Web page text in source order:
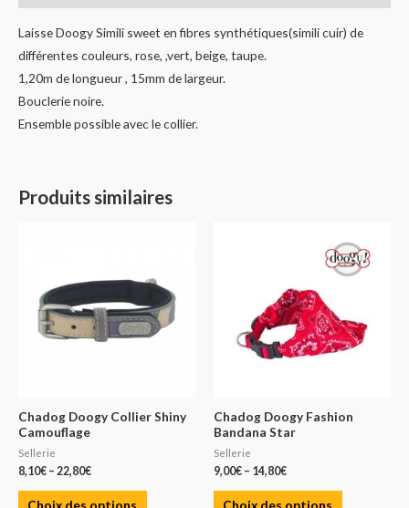
Laisse Doogy Simili sweet en fibres synthétiques(simili cuir) de
différentes couleurs, rose, ,vert, beige, taupe.
1,20m de longueur , 15mm de largeur.
Bouclerie noire.
Ensemble possible avec le collier.
Produits similaires
Chadog Doogy Collier Shiny
Camouflage
Sellerie
8,10€ – 22,80€
Chadog Doogy Fashion
Bandana Star
Sellerie
9,00€ – 14,80€